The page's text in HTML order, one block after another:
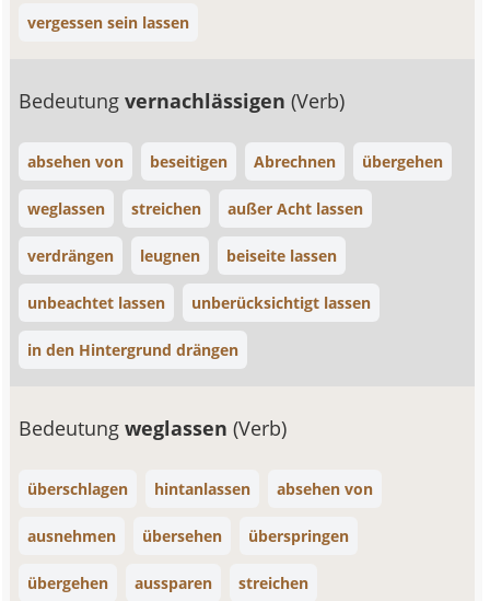
vergessen sein lassen
Bedeutungvernachlässigen(Verb)
absehen von beseitigen Abrechnen übergehen
weglassen streichen außer Acht lassen
verdrängen leugnen beiseite lassen
unbeachtet lassen unberücksichtigt lassen
in den Hintergrund drängen
Bedeutungweglassen(Verb)
überschlagen hintanlassen absehen von
ausnehmen übersehen überspringen
übergehen aussparen streichen